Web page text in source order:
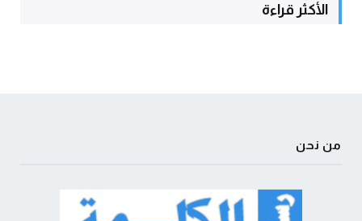
الأكثر قراءة
من نحن